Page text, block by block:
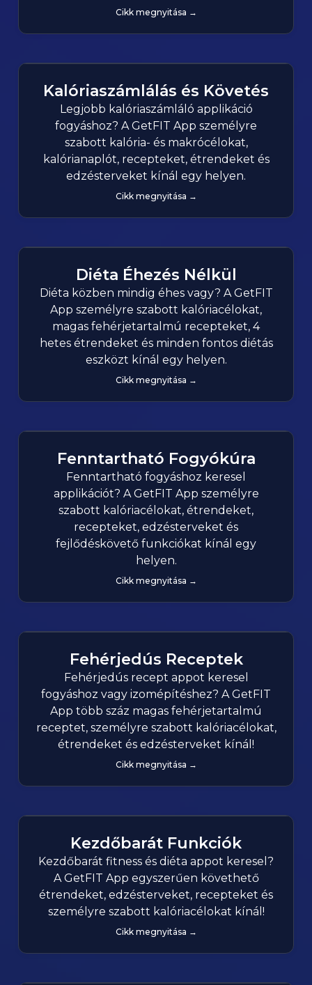
Cikk megnyitása →
Kalóriaszámlálás és Követés
Legjobb kalóriaszámláló applikáció
fogyáshoz? A GetFIT App személyre
szabott kalória- és makrócélokat,
kalórianaplót, recepteket, étrendeket és
edzésterveket kínál egy helyen.
Cikk megnyitása →
Diéta Éhezés Nélkül
Diéta közben mindig éhes vagy? A GetFIT
App személyre szabott kalóriacélokat,
magas fehérjetartalmú recepteket, 4
hetes étrendeket és minden fontos diétás
eszközt kínál egy helyen.
Cikk megnyitása →
Fenntartható Fogyókúra
Fenntartható fogyáshoz keresel
applikációt? A GetFIT App személyre
szabott kalóriacélokat, étrendeket,
recepteket, edzésterveket és
fejlődéskövető funkciókat kínál egy
helyen.
Cikk megnyitása →
Fehérjedús Receptek
Fehérjedús recept appot keresel
fogyáshoz vagy izomépítéshez? A GetFIT
App több száz magas fehérjetartalmú
receptet, személyre szabott kalóriacélokat,
étrendeket és edzésterveket kínál!
Cikk megnyitása →
Kezdőbarát Funkciók
Kezdőbarát fitness és diéta appot keresel?
A GetFIT App egyszerűen követhető
étrendeket, edzésterveket, recepteket és
személyre szabott kalóriacélokat kínál!
Cikk megnyitása →